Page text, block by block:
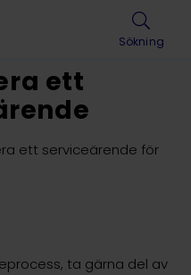
Sökning
ett
ett serviceärende för
ta gärna del av